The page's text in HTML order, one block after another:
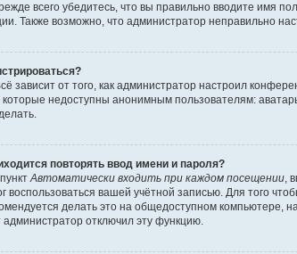
всего убедитесь, что вы правильно вводите имя
Также возможно, что администратор неправильно
зависит от того, как администратор настроил
недоступны анонимным пользователям:
повторять ввод имени и пароля?
Автоматически входить при каждом посещении,
воспользоваться вашей учётной записью. Для того
делать это на общедоступном компьютере,
администратор отключил эту функцию.